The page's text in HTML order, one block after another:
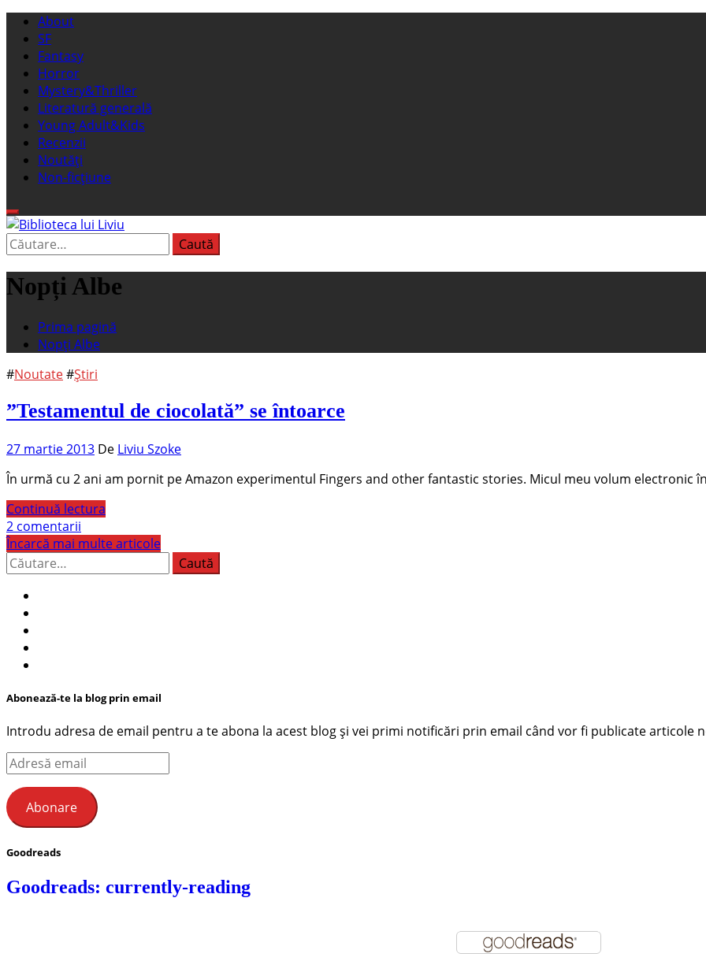
Sari
conținut
Meniu
principal
About
SF
Fantasy
Horror
Mystery&Thriller
Literatură generală
Young Adult&Kids
Recenzii
Noutăți
Non-ficțiune
Biblioteca lui Liviu
Fostul blog FanSF
Caută
după:
Nopți Albe
Prima pagină
Nopți Albe
#Noutate#Știri
”Testamentul de ciocolată” se întoarce
27 martie 2013 De Liviu Szoke
În urmă cu 2 ani am pornit pe Amazon experimentul Fingers and other fantastic stories. Micul meu volum electronic
Continuă lectura
2 comentarii
Încarcă mai multe articole
Caută
după:
Abonează-te la blog prin email
Introdu adresa de email pentru a te abona la acest blog și vei primi notificări prin email când vor fi publicate articole
Adresă
email
Abonare
Goodreads
Goodreads: currently-reading